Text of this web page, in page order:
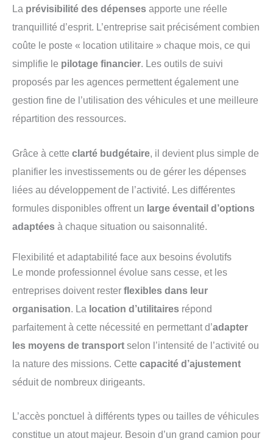
La prévisibilité des dépenses apporte une réelle
tranquillité d’esprit. L’entreprise sait précisément combien
coûte le poste « location utilitaire » chaque mois, ce qui
simplifie le pilotage financier. Les outils de suivi
proposés par les agences permettent également une
gestion fine de l’utilisation des véhicules et une meilleure
répartition des ressources.
Grâce à cette clarté budgétaire , il devient plus simple de
planifier les investissements ou de gérer les dépenses
liées au développement de l’activité. Les différentes
formules disponibles offrent un large éventail d’options
adaptées à chaque situation ou saisonnalité.
Flexibilité et adaptabilité face aux besoins évolutifs
Le monde professionnel évolue sans cesse, et les
entreprises doivent rester flexibles dans leur
organisation. La location d’utilitaires répond
parfaitement à cette nécessité en permettant d’adapter
les moyens de transport selon l’intensité de l’activité ou
la nature des missions. Cette capacité d’ajustement
séduit de nombreux dirigeants.
L’accès ponctuel à différents types ou tailles de véhicules
constitue un atout majeur. Besoin d’un grand camion pour